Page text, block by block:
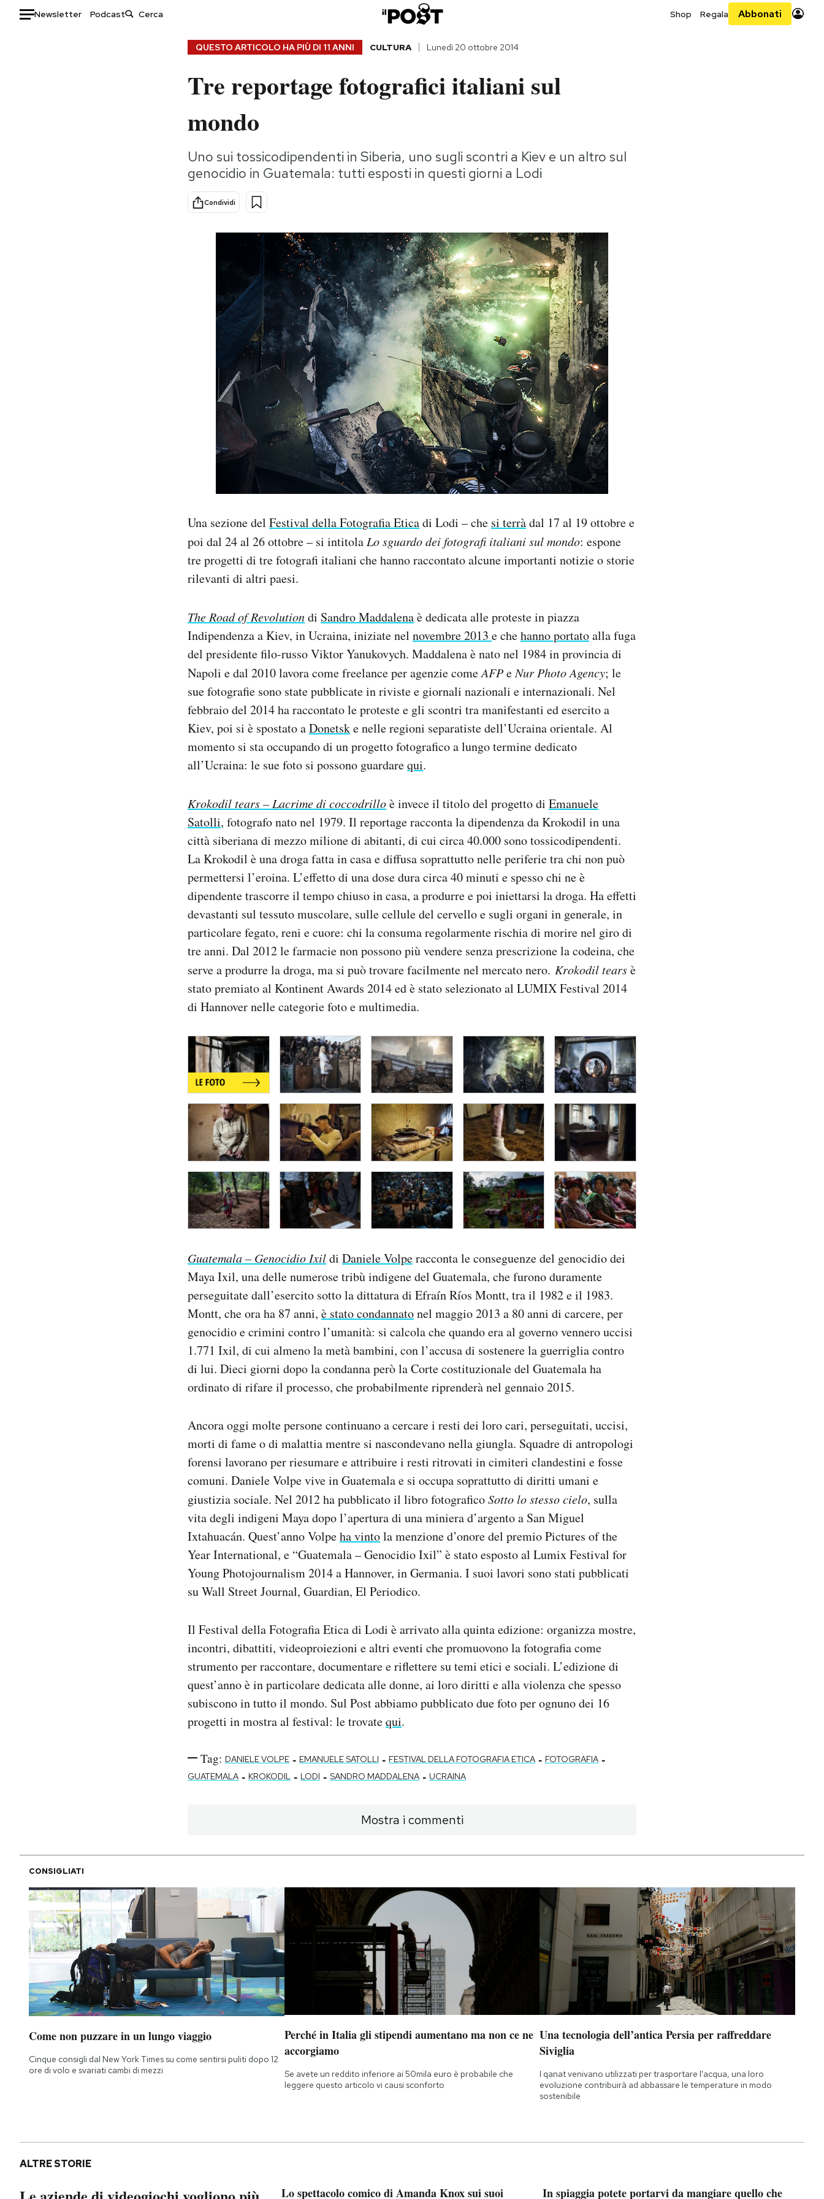
Newsletter Podcast Shop Regala Abbonati
Storie/Idee
Ok Boomer!
QUESTO ARTICOLO HA PIÙ DI 11 ANNI CULTURA Lunedì 20 ottobre 2014
Tre reportage fotografici italiani sul
mondo
Uno sui tossicodipendenti in Siberia, uno sugli scontri a Kiev e un altro sul
genocidio in Guatemala: tutti esposti in questi giorni a Lodi
Condividi
Una sezione del Festival della Fotografia Eticadi Lodi – che si terràdal 17 al 19 ottobre e
poi dal 24 al 26 ottobre – si intitolaLo sguardo dei fotografi italiani sul mondo: espone
tre progetti di tre fotografi italiani che hanno raccontato alcune importanti notizie o storie
rilevanti di altri paesi.
The Road of Revolutiondi Sandro Maddalenaè dedicata alle proteste in piazza
Indipendenza a Kiev, in Ucraina, iniziate nel novembre 2013 e chehanno portatoalla fuga
del presidente filo-russo Viktor Yanukovych. Maddalena è nato nel 1984 in provincia di
Napoli e dal 2010 lavora come freelance per agenzie comeAFPeNur Photo Agency; le
sue fotografie sono state pubblicate in riviste e giornali nazionali e internazionali. Nel
febbraio del 2014 ha raccontato le proteste e gli scontri tra manifestanti ed esercito a
Kiev, poi si è spostato aDonetske nelle regioni separatiste dell’Ucraina orientale. Al
momento si sta occupando di un progetto fotografico a lungo termine dedicato
all’Ucraina: le sue foto si possono guardarequi.
Krokodil tears – Lacrime di coccodrilloè invece il titolo del progetto di Emanuele
Satolli, fotografo nato nel 1979. Il reportage racconta la dipendenza da Krokodil in una
città siberiana di mezzo milione di abitanti, di cui circa 40.000 sono tossicodipendenti.
La Krokodil è una droga fatta in casa e diffusa soprattutto nelle periferie tra chi non può
permettersi l’eroina. L’effetto di una dose dura circa 40 minuti e spesso chi ne è
dipendente trascorre il tempo chiuso in casa, a produrre e poi iniettarsi la droga. Ha effetti
devastanti sul tessuto muscolare, sulle cellule del cervello e sugli organi in generale, in
particolare fegato, reni e cuore: chi la consuma regolarmente rischia di morire nel giro di
tre anni. Dal 2012 le farmacie non possono più vendere senza prescrizione la codeina, che
serve a produrre la droga, ma si può trovare facilmente nel mercato nero. Krokodil tearsè
stato premiato al Kontinent Awards 2014 ed è stato selezionato al LUMIX Festival 2014
di Hannover nelle categorie foto e multimedia.
Guatemala – Genocidio Ixildi Daniele Volperacconta le conseguenze del genocidio dei
Maya Ixil, una delle numerose tribù indigene del Guatemala, che furono duramente
perseguitate dall’esercito sotto la dittatura di Efraín Ríos Montt, tra il 1982 e il 1983.
Montt, che ora ha 87 anni, è stato condannatonel maggio 2013 a 80 anni di carcere, per
genocidio e crimini contro l’umanità: si calcola che quando era al governo vennero uccisi
1.771 Ixil, di cui almeno la metà bambini, con l’accusa di sostenere la guerriglia contro
di lui. Dieci giorni dopo la condanna però la Corte costituzionale del Guatemala ha
ordinato di rifare il processo, che probabilmente riprenderà nel gennaio 2015.
Ancora oggi molte persone continuano a cercare i resti dei loro cari, perseguitati, uccisi,
morti di fame o di malattia mentre si nascondevano nella giungla. Squadre di antropologi
forensi lavorano per riesumare e attribuire i resti ritrovati in cimiteri clandestini e fosse
comuni. Daniele Volpe vive in Guatemala e si occupa soprattutto di diritti umani e
giustizia sociale. Nel 2012 ha pubblicato il libro fotograficoSotto lo stesso cielo, sulla
vita degli indigeni Maya dopo l’apertura di una miniera d’argento a San Miguel
Ixtahuacán. Quest’anno Volpeha vintola menzione d’onore del premio Pictures of the
Year International, e “Guatemala – Genocidio Ixil” è stato esposto al Lumix Festival for
Young Photojournalism 2014 a Hannover, in Germania. I suoi lavori sono stati pubblicati
su Wall Street Journal, Guardian, El Periodico.
Il Festival della Fotografia Etica di Lodi è arrivato alla quinta edizione: organizza mostre,
incontri, dibattiti, videoproiezioni e altri eventi che promuovono la fotografia come
strumento per raccontare, documentare e riflettere su temi etici e sociali. L’edizione di
quest’anno è in particolare dedicata alle donne, ai loro diritti e alla violenza che spesso
subiscono in tutto il mondo. Sul Post abbiamo pubblicato due foto per ognuno dei 16
progetti in mostra al festival: le trovatequi.
Tag: DANIELE VOLPE - EMANUELE SATOLLI - FESTIVAL DELLA FOTOGRAFIA ETICA - FOTOGRAFIA -
GUATEMALA - KROKODIL - LODI - SANDRO MADDALENA - UCRAINA
Mostra i commenti
CONSIGLIATI
Come non puzzare in un lungo viaggio
Cinque consigli dal New York Times su come sentirsi puliti dopo 12
ore di volo e svariati cambi di mezzi
Perché in Italia gli stipendi aumentano ma non ce ne
accorgiamo
Se avete un reddito inferiore ai 50mila euro è probabile che
leggere questo articolo vi causi sconforto
Una tecnologia dell’antica Persia per raffreddare
Siviglia
I qanat venivano utilizzati per trasportare l'acqua, una loro
evoluzione contribuirà ad abbassare le temperature in modo
sostenibile
ALTRE STORIE
Lo spettacolo comico di Amanda Knox sui suoi In spiaggia potete portarvi da mangiare quello che